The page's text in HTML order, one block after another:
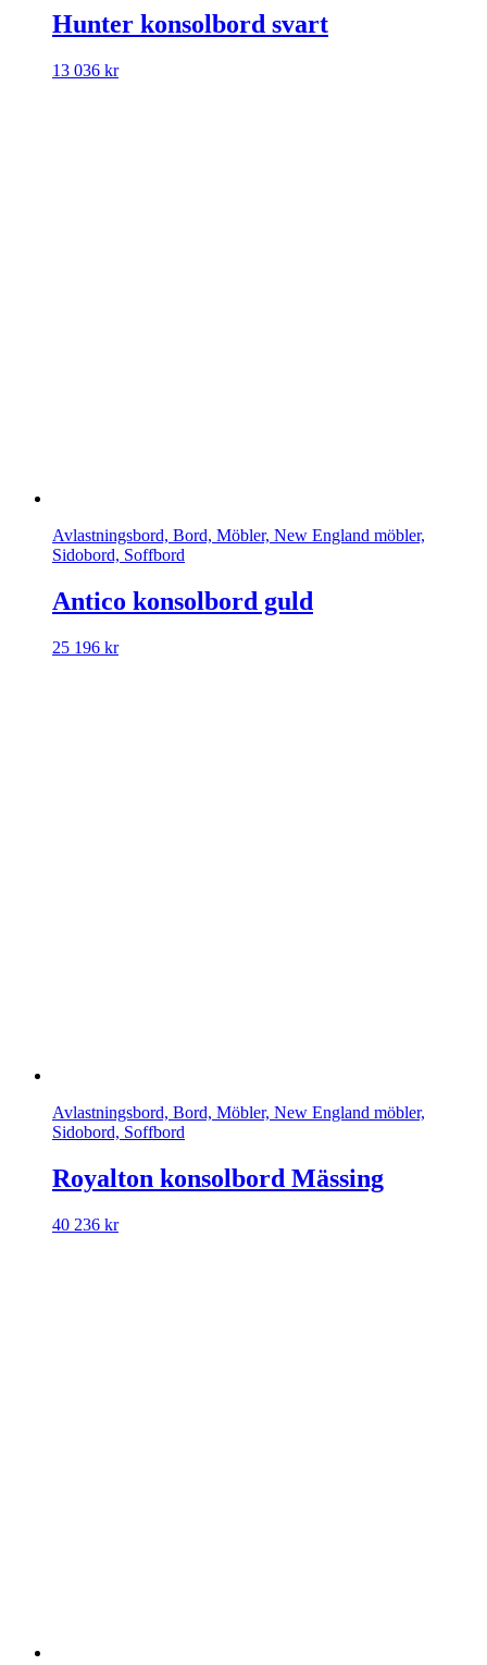
Hunter konsolbord svart
13 036 kr
Avlastningsbord, Bord, Möbler, New England möbler,
Sidobord, Soffbord
Antico konsolbord guld
25 196 kr
Avlastningsbord, Bord, Möbler, New England möbler,
Sidobord, Soffbord
Royalton konsolbord Mässing
40 236 kr